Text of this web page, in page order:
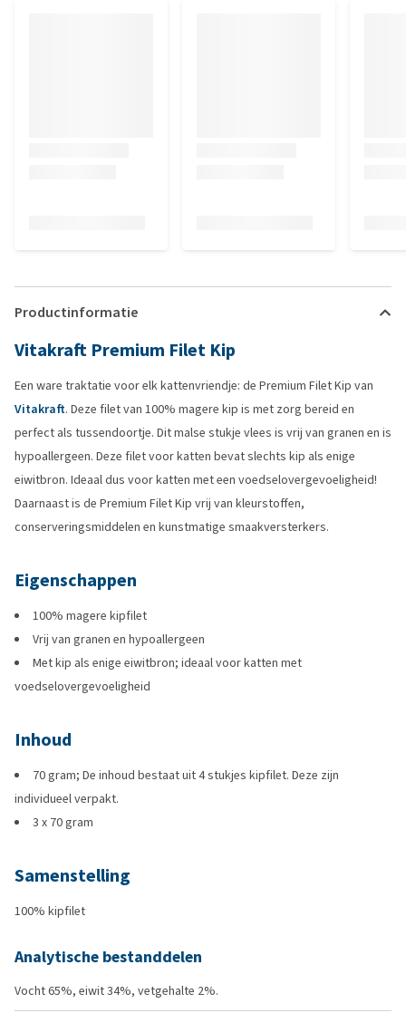
Productinformatie
Vitakraft Premium Filet Kip
Een ware traktatie voor elk kattenvriendje: de Premium Filet Kip van
Vitakraft. Deze filet van 100% magere kip is met zorg bereid en
perfect als tussendoortje. Dit malse stukje vlees is vrij van granen en is
hypoallergeen. Deze filet voor katten bevat slechts kip als enige
eiwitbron. Ideaal dus voor katten met een voedselovergevoeligheid!
Daarnaast is de Premium Filet Kip vrij van kleurstoffen,
conserveringsmiddelen en kunstmatige smaakversterkers.
Eigenschappen
100% magere kipfilet
Vrij van granen en hypoallergeen
Met kip als enige eiwitbron; ideaal voor katten met
voedselovergevoeligheid
Inhoud
70 gram; De inhoud bestaat uit 4 stukjes kipfilet. Deze zijn
individueel verpakt.
3 x 70 gram
Samenstelling
100% kipfilet
Analytische bestanddelen
Vocht 65%, eiwit 34%, vetgehalte 2%.